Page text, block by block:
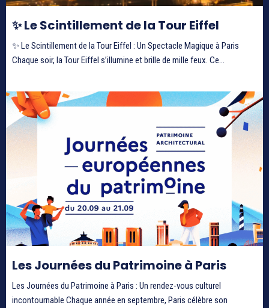
✨ Le Scintillement de la Tour Eiffel
✨ Le Scintillement de la Tour Eiffel : Un Spectacle Magique à Paris
Chaque soir, la Tour Eiffel s’illumine et brille de mille feux. Ce...
Les Journées du Patrimoine à Paris
Les Journées du Patrimoine à Paris : Un rendez-vous culturel
incontournable Chaque année en septembre, Paris célèbre son